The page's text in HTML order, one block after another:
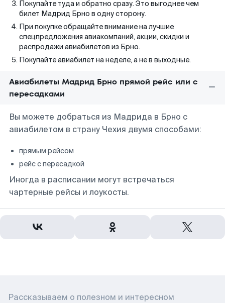
Покупайте туда и обратно сразу. Это выгоднее чем
билет Мадрид Брно в одну сторону.
При покупке обращайте внимание на лучшие
спецпредложения авиакомпаний, акции, скидки и
распродажи авиабилетов из Брно.
Покупайте авиабилет на неделе, а не в выходные.
Авиабилеты Мадрид Брно прямой рейс или с
пересадками
Вы можете добраться из Мадрида в Брно с
авиабилетом в страну Чехия двумя способами:
прямым рейсом
рейс с пересадкой
Иногда в расписании могут встречаться
чартерные рейсы и лоукосты.
Рассказываем о полезном и интересном